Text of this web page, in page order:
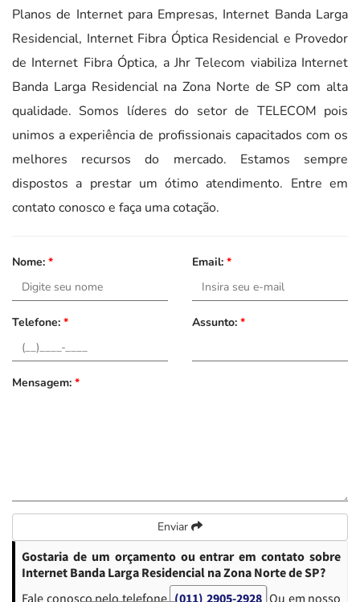
Planos de Internet para Empresas, Internet Banda Larga
Residencial, Internet Fibra Óptica Residencial e Provedor
de Internet Fibra Óptica, a Jhr Telecom viabiliza Internet
Banda Larga Residencial na Zona Norte de SP com alta
qualidade. Somos líderes do setor de TELECOM pois
unimos a experiência de profissionais capacitados com os
melhores recursos do mercado. Estamos sempre
dispostos a prestar um ótimo atendimento. Entre em
contato conosco e faça uma cotação.
Nome: * Email: *
Telefone: * Assunto: *
Mensagem: *
Enviar
Gostaria de um orçamento ou entrar em contato sobre
Internet Banda Larga Residencial na Zona Norte de SP?
Fale conosco pelo telefone (011) 2905-2928 Ou em nosso